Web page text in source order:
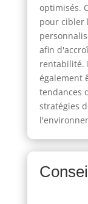
optimisés.
pour cibler
afin
rentabilité.
également
tendances
stratégies